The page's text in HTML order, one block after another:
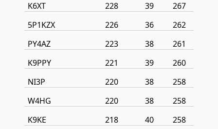
K6XT
228 39
267
5P1KZX
226 36
262
PY4AZ
223 38
261
K9PPY
221 39
260
NI3P
220 38
258
W4HG
220 38
258
K9KE
218 40
258